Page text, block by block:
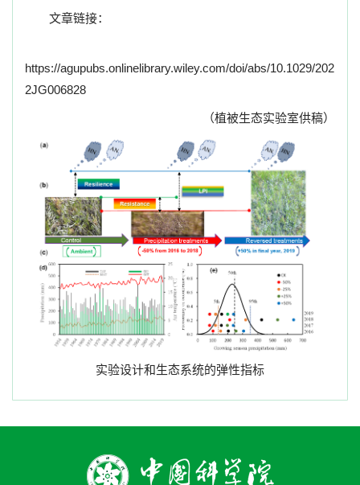
文章链接：
https://agupubs.onlinelibrary.wiley.com/doi/abs/10.1029/202
2JG006828
（植被生态实验室供稿）
实验设计和生态系统的弹性指标